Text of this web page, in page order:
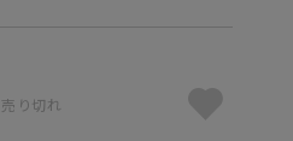
売り切れ